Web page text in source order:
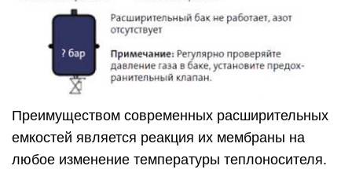
Преимуществом современных расширительных
емкостей является реакция их мембраны на
любое изменение температуры теплоносителя.